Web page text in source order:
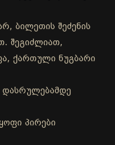
ბილეთის შეძენის
შეგიძლიათ,
ქართული ნუგბარი
დასრულებამდე
პირები